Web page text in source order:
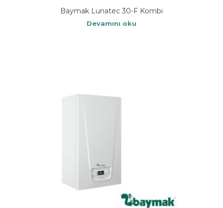
Baymak Lunatec 30-F Kombi
Devamını oku